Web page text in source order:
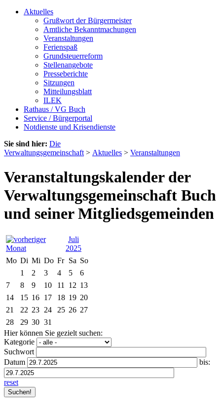
Aktuelles
Grußwort der Bürgermeister
Amtliche Bekanntmachungen
Veranstaltungen
Ferienspaß
Grundsteuerreform
Stellenangebote
Presseberichte
Sitzungen
Mitteilungsblatt
ILEK
Rathaus / VG Buch
Service / Bürgerportal
Notdienste und Krisendienste
Sie sind hier: Die
Verwaltungsgemeinschaft > Aktuelles > Veranstaltungen
Veranstaltungskalender der
Verwaltungsgemeinschaft Buch
und seiner Mitgliedsgemeinden
Juli
2025
Mo Di Mi Do Fr Sa So
1
2 3 4 5
6
7
8 9 10 11 12 13
14
15 16 17 18 19 20
21
22 23 24 25 26 27
28
29 30 31
Hier können Sie gezielt suchen:
Kategorie
Suchwort
Datum
bis:
reset